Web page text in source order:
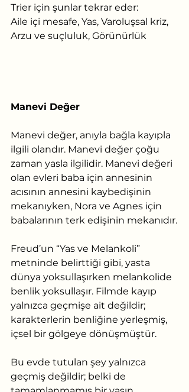
Trier için şunlar tekrar eder:
Aile içi mesafe, Yas, Varoluşsal kriz,
Arzu ve suçluluk, Görünürlük
Manevi Değer
Manevi değer, anıyla bağla kayıpla
ilgili olandır. Manevi değer çoğu
zaman yasla ilgilidir. Manevi değeri
olan evleri baba için annesinin
acısının annesini kaybedişinin
mekanıyken, Nora ve Agnes için
babalarının terk edişinin mekanıdır.
Freud’un “Yas ve Melankoli”
metninde belirttiği gibi, yasta
dünya yoksullaşırken melankolide
benlik yoksullaşır. Filmde kayıp
yalnızca geçmişe ait değildir;
karakterlerin benliğine yerleşmiş,
içsel bir gölgeye dönüşmüştür.
Bu evde tutulan şey yalnızca
geçmiş değildir; belki de